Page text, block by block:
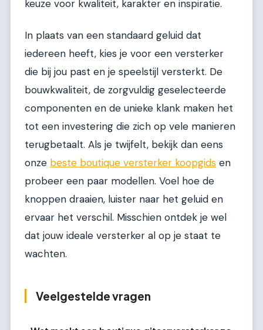
keuze voor kwaliteit, karakter en inspiratie.
In plaats van een standaard geluid dat
iedereen heeft, kies je voor een versterker
die bij jou past en je speelstijl versterkt. De
bouwkwaliteit, de zorgvuldig geselecteerde
componenten en de unieke klank maken het
tot een investering die zich op vele manieren
terugbetaalt. Als je twijfelt, bekijk dan eens
onze beste boutique versterker koopgids en
probeer een paar modellen. Voel hoe de
knoppen draaien, luister naar het geluid en
ervaar het verschil. Misschien ontdek je wel
dat jouw ideale versterker al op je staat te
wachten.
Veelgestelde vragen